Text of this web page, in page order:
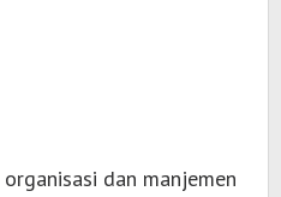
organisasi dan manjemen